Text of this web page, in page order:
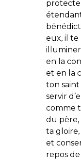
eux, il te
en la
et en la
ton
servir
comme
du père,
ta
et
repos